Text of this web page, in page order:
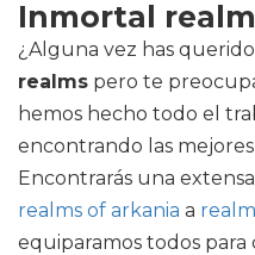
Inmortal
¿Alguna vez has
realms pero te
hemos hecho todo el
encontrando las
Encontrarás una
realms of arkania a
equiparamos todos